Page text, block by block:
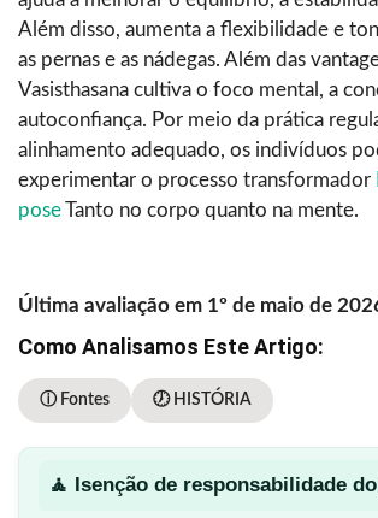
Além disso, aumenta a flexibilidade e
as pernas e as nádegas. Além das
Vasisthasana cultiva o foco mental, a
autoconfiança. Por meio da prática
alinhamento adequado, os indivíduos
experimentar o processo transformador
poseTanto no corpo quanto na mente.
Última avaliação em 1º de maio de
Como Analisamos Este Artigo:
ⓘ Fontes 🕖 HISTÓRIA
🧘 Isenção de responsabilidade